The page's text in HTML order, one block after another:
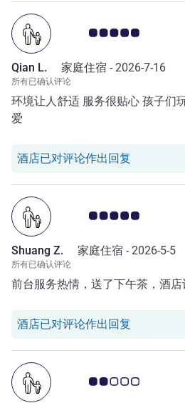
客户意见评级 5.0/5
Qian L. 家庭住宿 - 2026-7-16
所有已确认评论
环境让人舒适 服务很贴心 孩子们
爱
酒店已对评论作出回复 我们酒店
客户意见评级 5.0/5
Shuang Z. 家庭住宿 - 2026-5-5
所有已确认评论
前台服务热情，送了下午茶，酒
酒店已对评论作出回复 我们酒店
客户意见评级 2.0/5